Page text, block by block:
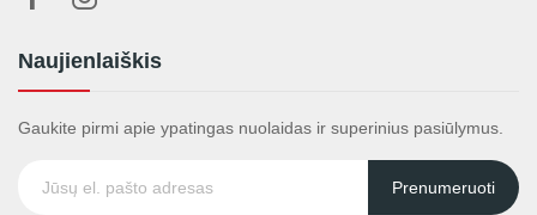
Naujienlaiškis
Gaukite pirmi apie ypatingas nuolaidas ir superinius pasiūlymus.
Prenumeruoti